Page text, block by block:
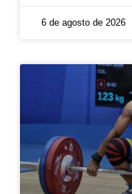
6 de agosto de 2026